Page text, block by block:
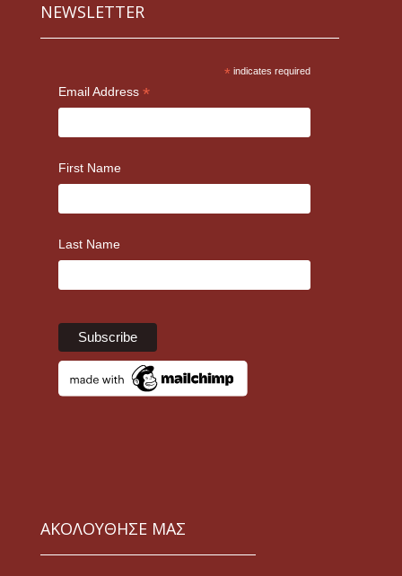
NEWSLETTER
* indicates required
Email Address *
First Name
Last Name
ΑΚΟΛΟΥΘΗΣΕ ΜΑΣ